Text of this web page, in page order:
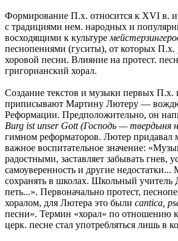
Формирование П.х. относится к XVI в. и
с традициями нем. народных и
восходящими к культуре
песнопениями (гуситы), от которых П.х.
хоровой песни. Влияние на протест.
григорианский хорал.
Создание текстов и музыки первых П.х.
приписывают Мартину Лютеру —
Реформации. Предположительно, он
Burg ist unser Gott(Господь — твердыня
гимном реформаторов. Лютер придавал
важное воспитательное значение:
радостными, заставляет забывать гнев,
самоуверенность и другие
сохранять в школах. Школьный учитель
петь...». Первоначально протест,
хоралом, для Лютера это были саntiса,
песни». Термин «хорал» по отношению к
церк. песне стал употребляться лишь в